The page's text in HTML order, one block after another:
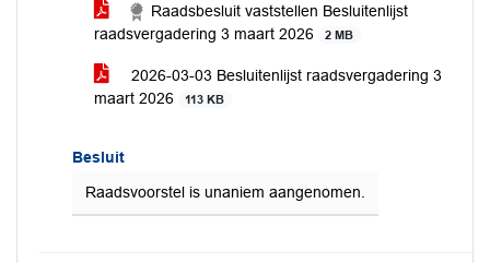
Raadsbesluit vaststellen Besluitenlijst
raadsvergadering 3 maart 2026
2 MB
2026-03-03 Besluitenlijst raadsvergadering 3
maart 2026
113 KB
Besluit
Raadsvoorstel is unaniem aangenomen.